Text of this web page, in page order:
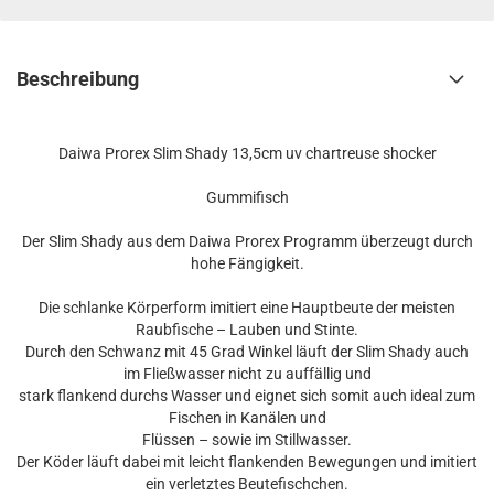
Beschreibung
Daiwa Prorex Slim Shady 13,5cm uv chartreuse shocker
Gummifisch
Der Slim Shady aus dem Daiwa Prorex Programm überzeugt durch
hohe Fängigkeit.
Die schlanke Körperform imitiert eine Hauptbeute der meisten
Raubfische – Lauben und Stinte.
Durch den Schwanz mit 45 Grad Winkel läuft der Slim Shady auch
im Fließwasser nicht zu auffällig und
stark flankend durchs Wasser und eignet sich somit auch ideal zum
Fischen in Kanälen und
Flüssen – sowie im Stillwasser.
Der Köder läuft dabei mit leicht flankenden Bewegungen und imitiert
ein verletztes Beutefischchen.